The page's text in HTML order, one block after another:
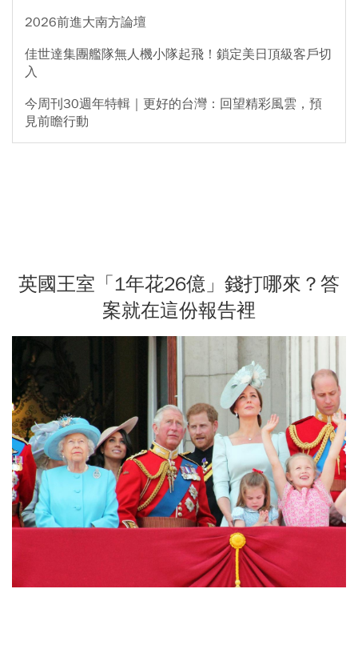
2026前進大南方論壇
佳世達集團艦隊無人機小隊起飛！鎖定美日頂級客戶切
入
今周刊30週年特輯｜更好的台灣：回望精彩風雲，預
見前瞻行動
英國王室「1年花26億」錢打哪來？答
案就在這份報告裡